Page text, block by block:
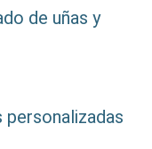
de uñas y